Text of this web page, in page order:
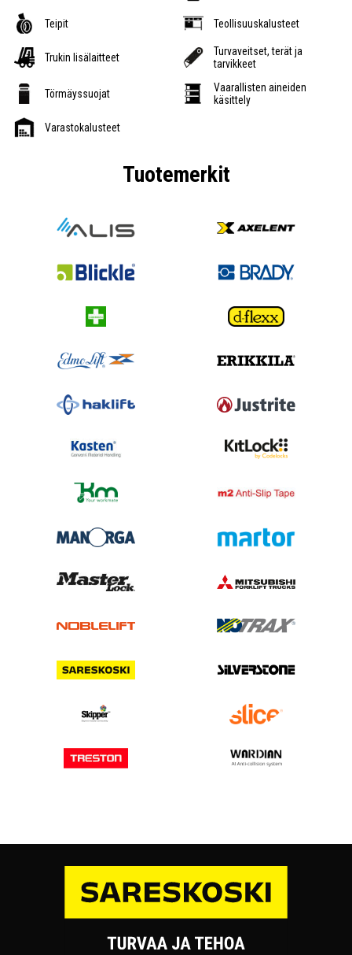
Teipit Teollisuuskalusteet
Trukin lisälaitteet
Turvaveitset, terät ja
tarvikkeet
Törmäyssuojat
Vaarallisten aineiden
käsittely
Varastokalusteet
Tuotemerkit